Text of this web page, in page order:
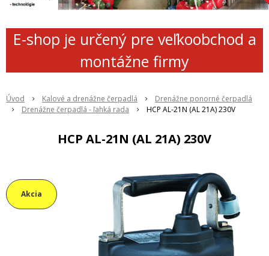
E-shop je určený pre veľkoobchod a
montážne firmy
Úvod Kalové a drenážne čerpadlá
Drenážne ponorné čerpadlá
Drenážne čerpadlá - ľahká rada
HCP AL-21N (AL 21A) 230V
HCP AL-21N (AL 21A) 230V
Akcia